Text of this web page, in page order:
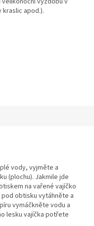
apod.).
vody, vyjměte a
(plochu). Jakmile jde
na vařené vajíčko
obtisku vytáhněte a
vymáčkněte vodu a
lesku vajíčka potřete